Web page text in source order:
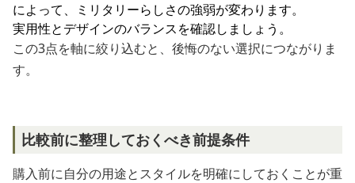
によって、ミリタリーらしさの強弱が変わります。
実用性とデザインのバランスを確認しましょう。
この3点を軸に絞り込むと、後悔のない選択につながりま
す。
比較前に整理しておくべき前提条件
購入前に自分の用途とスタイルを明確にしておくことが重